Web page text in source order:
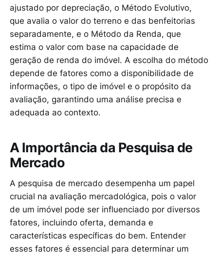
ajustado por depreciação, o Método Evolutivo,
que avalia o valor do terreno e das benfeitorias
separadamente, e o Método da Renda, que
estima o valor com base na capacidade de
geração de renda do imóvel. A escolha do método
depende de fatores como a disponibilidade de
informações, o tipo de imóvel e o propósito da
avaliação, garantindo uma análise precisa e
adequada ao contexto.
A Importância da Pesquisa de
Mercado
A pesquisa de mercado desempenha um papel
crucial na avaliação mercadológica, pois o valor
de um imóvel pode ser influenciado por diversos
fatores, incluindo oferta, demanda e
características específicas do bem. Entender
esses fatores é essencial para determinar um